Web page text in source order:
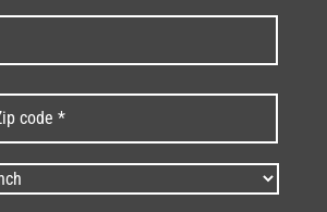
Nom